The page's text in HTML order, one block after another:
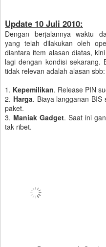
Update 10 Juli 2010:
Dengan berjalannya waktu
yang telah dilakukan oleh
diantara item alasan diatas,
lagi dengan kondisi sekarang.
tidak relevan adalah alasan sbb:
1. Kepemilikan. Release PIN
2. Harga. Biaya langganan BIS
paket.
3. Maniak Gadget. Saat ini
tak ribet.